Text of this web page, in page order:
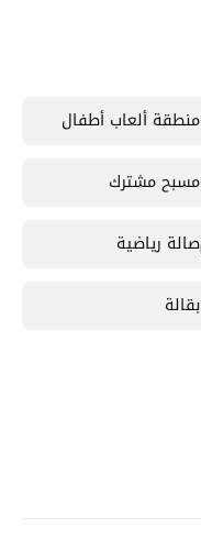
منطقة ألعاب أطفال
مسبح مشترك
صالة رياضية
بقالة